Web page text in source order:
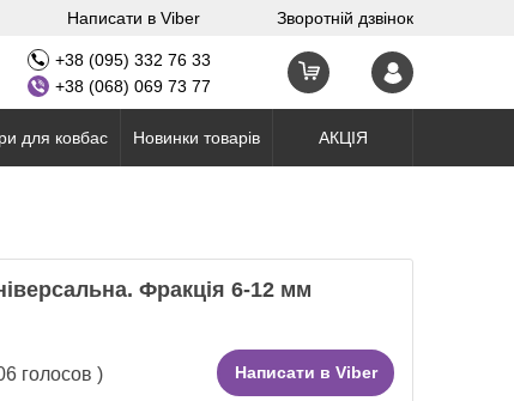
Написати в Viber Зворотній дзвінок
+38 (095) 332 76 33
+38 (068) 069 73 77
для ковбас Новинки товарів АКЦІЯ
Фракція 6-12 мм
голосов ) Написати в Viber